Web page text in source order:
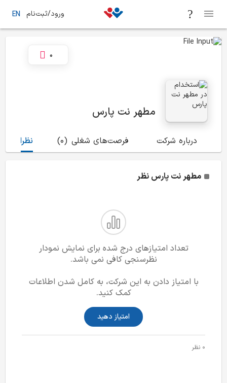
ورود/ثبت‌نام EN
مطهر نت پارس
0
درباره شرکت (0) فرصت‌های شغلی نظرات
مطهر نت پارس نظر
تعداد امتیازهای درج شده برای نمایش نمودار
نظرسنجی کافی نمی باشد.
با امتیاز دادن به این شرکت، به کامل شدن اطلاعات
کمک کنید.
امتیاز دهید
0 نظر